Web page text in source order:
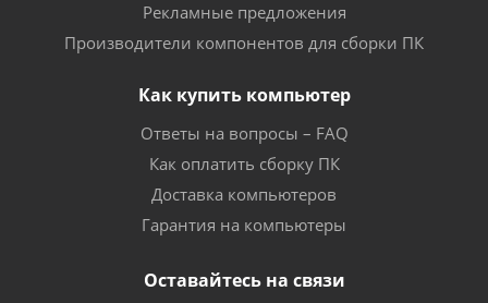
Рекламные предложения
Производители компонентов для сборки ПК
Как купить компьютер
Ответы на вопросы – FAQ
Как оплатить сборку ПК
Доставка компьютеров
Гарантия на компьютеры
Оставайтесь на связи